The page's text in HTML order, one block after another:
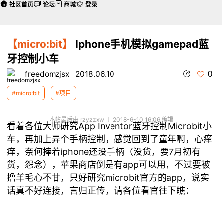
【micro:bit】
Iphone手机模拟gamepad蓝
牙控制小车
freedomzjsx 2018.06.10 0
#micro:bit #项目
本帖最后由 rzyzzxw 于 2018-6-10 16:06 编辑
看着各位大师研究App Inventor蓝牙控制Microbit小
车，再加上弄个手柄控制，感觉回到了童年啊，心痒
痒，奈何捧着iphone还没手柄（没货，要7月初有
货，怨念），苹果商店倒是有app可以用，不过要被
撸羊毛心不甘，只好研究microbit官方的app，说实
话真不好连接，言归正传，请各位看官往下瞧：
社区首页 论坛 商城 登录